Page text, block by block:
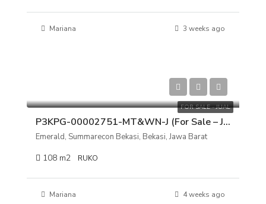
Mariana 3 weeks ago
FOR SALE - JUAL
P3KPG-00002751-MT&WN-J (For Sale – Jual) Ruko Emerald, Summarecon Bekasi, Bekasi, Jawa Barat
Emerald, Summarecon Bekasi, Bekasi, Jawa Barat
108 m2 RUKO
Mariana 4 weeks ago